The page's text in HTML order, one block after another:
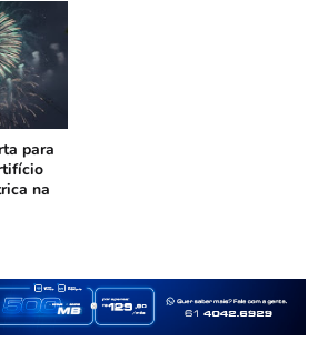
para
na